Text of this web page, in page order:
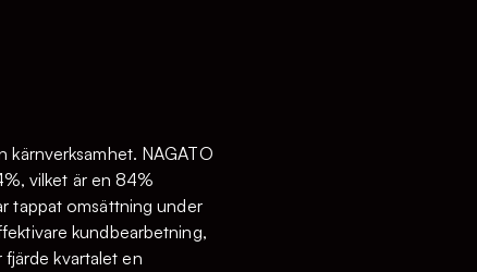
NAGATO
vilket är en 84%
tappat omsättning under
kundbearbetning,
kvartalet en